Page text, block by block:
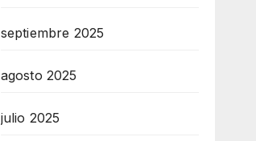
septiembre 2025
agosto 2025
julio 2025